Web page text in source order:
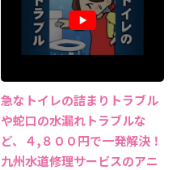
急なトイレの詰まりトラブル
や蛇口の水漏れトラブルな
ど、４,８００円で一発解決！
九州水道修理サービスのアニ